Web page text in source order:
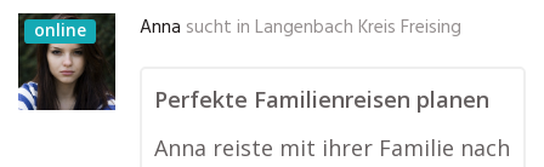
online Anna sucht in Langenbach Kreis Freising
Perfekte Familienreisen planen
Anna reiste mit ihrer Familie nach